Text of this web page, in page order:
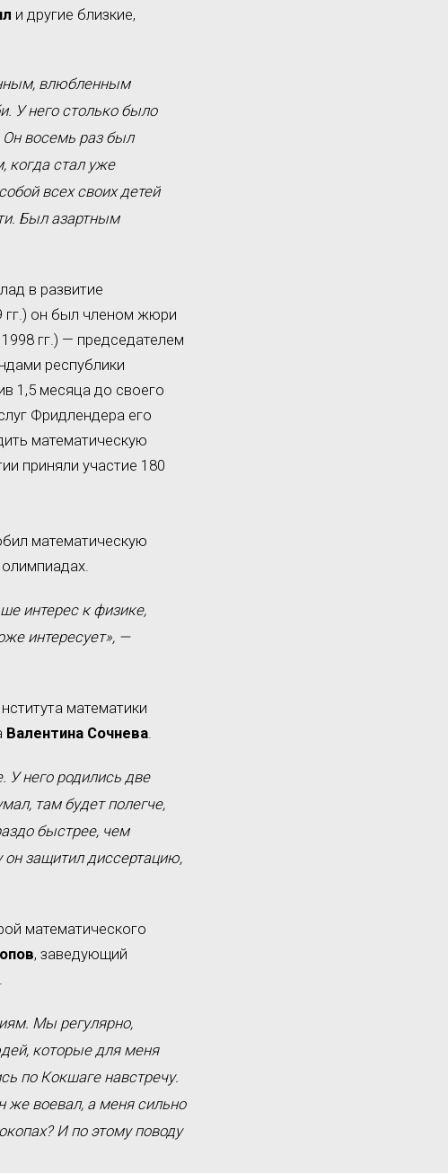
и другие близкие,
влюбленным
У него столько было
Он восемь раз был
когда стал уже
всех своих детей
Был азартным
в развитие
гг.) он был членом жюри
гг.) — председателем
республики
1,5 месяца до своего
Фридлендера его
математическую
приняли участие 180
математическую
интерес к физике,
интересует», —
математики
Валентина Сочнева.
У него родились две
там будет полегче,
быстрее, чем
защитил диссертацию,
математического
, заведующий
Мы регулярно,
которые для меня
по Кокшаге навстречу.
же воевал, а меня сильно
И по этому поводу